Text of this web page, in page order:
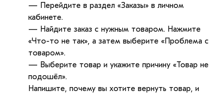
— Перейдите в раздел «Заказы» в личном
кабинете.
— Найдите заказ с нужным товаром. Нажмите
«Что-то не так», а затем выберите «Проблема с
товаром».
— Выберите товар и укажите причину «Товар не
подошёл».
Напишите, почему вы хотите вернуть товар, и